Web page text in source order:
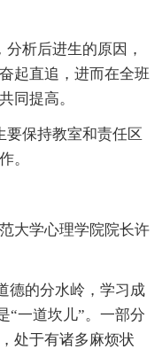
析后进生的原因，
起直追，进而在全班
同提高。
要保持教室和责任区
。
大学心理学院院长许
德的分水岭，学习成
“一道坎儿”。一部分
处于有诸多麻烦状